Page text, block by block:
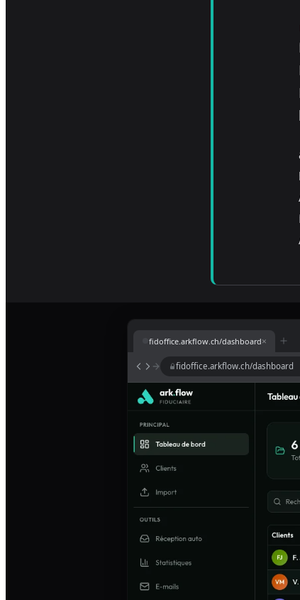
fidoffice.arkflow.ch/dashboard×
fidoffice.arkflow.ch/dashboard